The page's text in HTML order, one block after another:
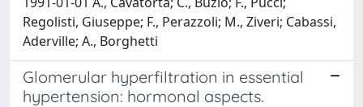
Regolisti, Giuseppe; F., Perazzoli; M., Ziveri; Cabassi,
Aderville; A., Borghetti
Glomerular hyperfiltration in essential
hypertension: hormonal aspects.